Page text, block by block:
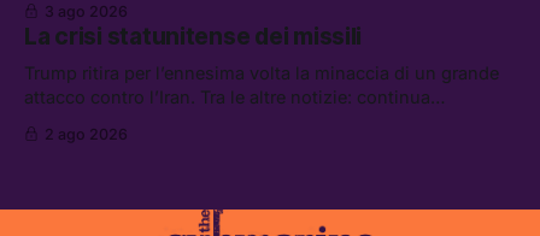
hanno ucciso 19 persone a Gaza; le tensioni nel campo
largo sugli armamenti per l’Ucraina; e quanto costa una
Xbox adesso?
3 ago 2026
La crisi statunitense dei missili
Trump ritira per l’ennesima volta la minaccia di un grande
attacco contro l’Iran. Tra le altre notizie: continua
piano della maggioranza per blindare le chat di Delmastro,
2 ago 2026